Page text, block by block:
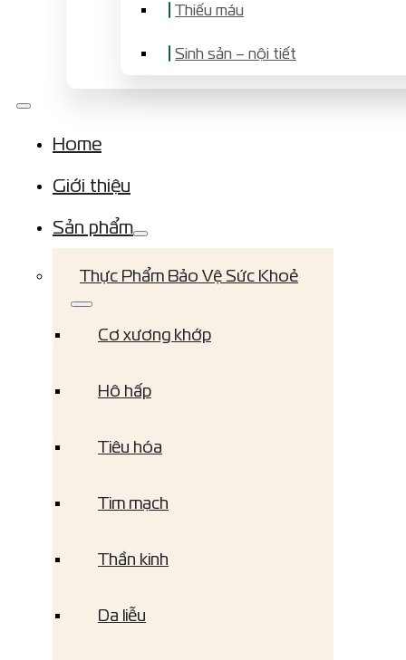
Thiếu máu
Sinh sản – nội tiết
Home
Giới thiệu
Sản phẩm
Thực Phẩm Bảo Vệ Sức Khoẻ
Cơ xương khớp
Hô hấp
Tiêu hóa
Tim mạch
Thần kinh
Da liễu